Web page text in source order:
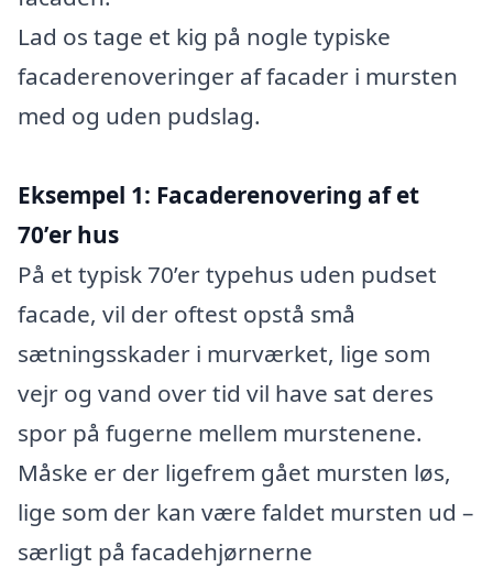
Lad os tage et kig på nogle typiske
facaderenoveringer af facader i mursten
med og uden pudslag.
Eksempel 1: Facaderenovering af et
70’er hus
På et typisk 70’er typehus uden pudset
facade, vil der oftest opstå små
sætningsskader i murværket, lige som
vejr og vand over tid vil have sat deres
spor på fugerne mellem murstenene.
Måske er der ligefrem gået mursten løs,
lige som der kan være faldet mursten ud –
særligt på facadehjørnerne